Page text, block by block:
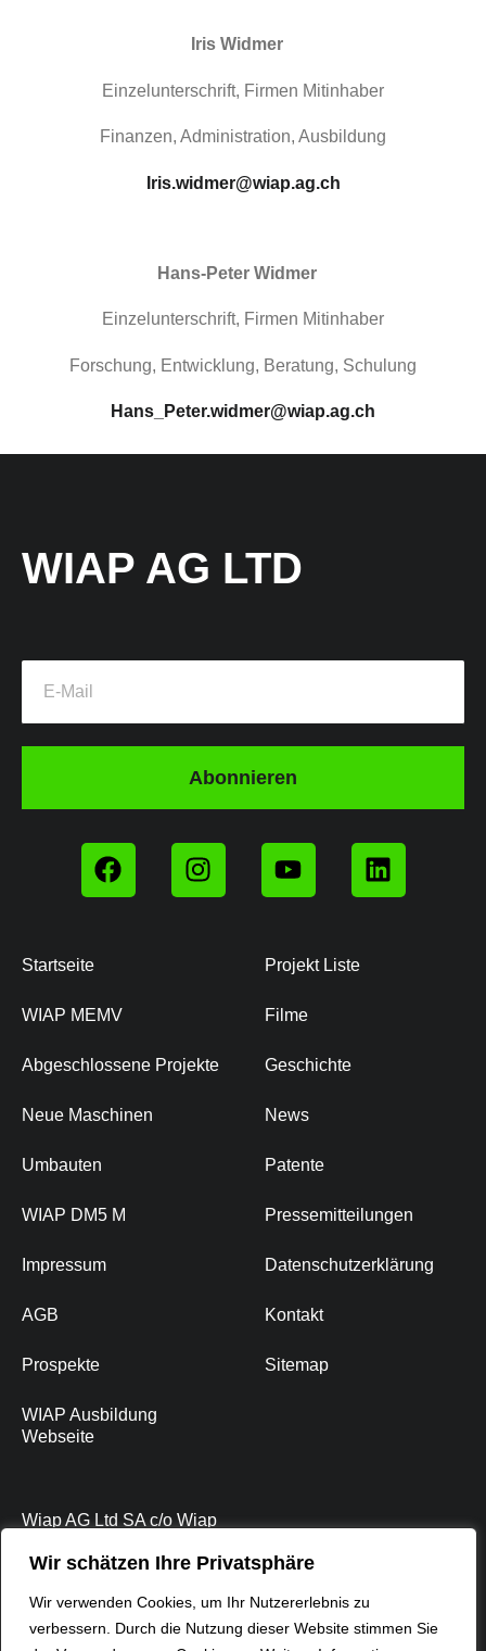
Wir schätzen Ihre Privatsphäre
Wir verwenden Cookies, um Ihr Nutzererlebnis zu
verbessern. Durch die Nutzung dieser Website stimmen Sie
Iris Widmer
Einzelunterschrift, Firmen Mitinhaber
Finanzen, Administration, Ausbildung
Iris.widmer@wiap.ag.ch
Hans-Peter Widmer
Einzelunterschrift, Firmen Mitinhaber
Forschung, Entwicklung, Beratung, Schulung
Hans_Peter.widmer@wiap.ag.ch
WIAP AG LTD
Abonnieren
Startseite
WIAP MEMV
Abgeschlossene Projekte
Neue Maschinen
Umbauten
WIAP DM5 M
Impressum
AGB
Prospekte
WIAP Ausbildung
Webseite
Projekt Liste
Filme
Geschichte
News
Patente
Pressemitteilungen
Datenschutzerklärung
Kontakt
Sitemap
Wiap AG Ltd SA c/o Wiap
4657 Dulliken